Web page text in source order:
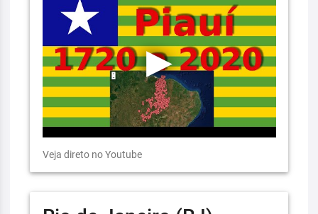
Veja direto no Youtube